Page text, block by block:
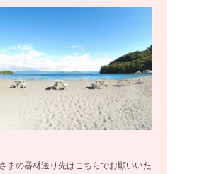
まの器材送り先はこちらでお願いいた